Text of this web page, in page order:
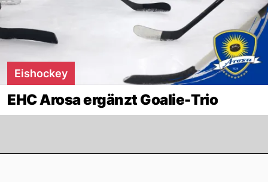
Eishockey
EHC Arosa ergänzt Goalie-Trio